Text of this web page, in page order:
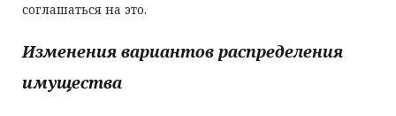
соглашаться на это.
Изменения вариантов распределения
имущества